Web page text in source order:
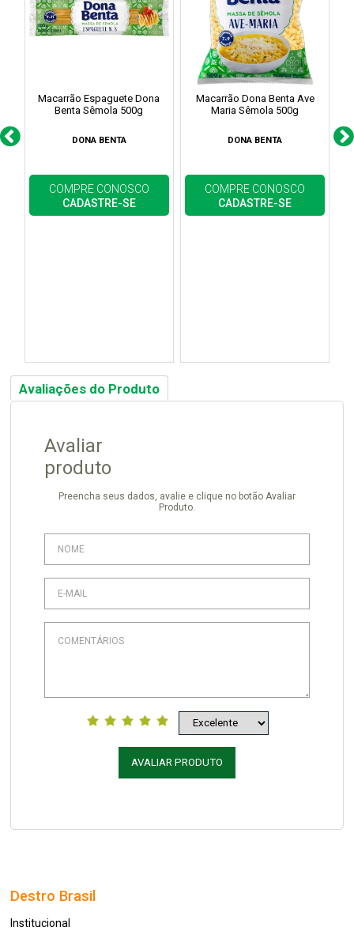
Macarrão Espaguete Dona
Benta Sêmola 500g
DONA BENTA
COMPRE CONOSCO
CADASTRE-SE
Macarrão Dona Benta Ave
Maria Sêmola 500g
DONA BENTA
COMPRE CONOSCO
CADASTRE-SE
Avaliações do Produto
Avaliar
produto
Preencha seus dados, avalie e clique no botão Avaliar
Produto.
AVALIAR PRODUTO
Destro Brasil
Institucional